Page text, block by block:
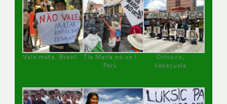
Vale mata, Brasil
Tía María no va !
Perú
Orinoco,
Venezuela